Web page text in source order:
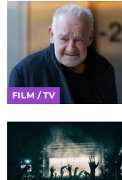
FILM / TV